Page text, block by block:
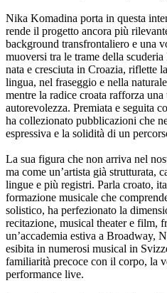
Nika Komadina porta in questa
rende il progetto ancora più
background transfrontaliero e una
muoversi tra le trame della
nata e cresciuta in Croazia, riflette
lingua, nel fraseggio e nella
mentre la radice croata rafforza
autorevolezza. Premiata e seguita
ha collezionato pubblicazioni che
espressiva e la solidità di un
La sua figura che non arriva nel
ma come un’artista già strutturata,
lingue e più registri. Parla croato,
formazione musicale che
solistico, ha perfezionato la
recitazione, musical theater e film,
un’accademia estiva a Broadway,
esibita in numerosi musical in
familiarità precoce con il corpo, la
performance live.